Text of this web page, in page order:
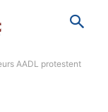
AADL protestent